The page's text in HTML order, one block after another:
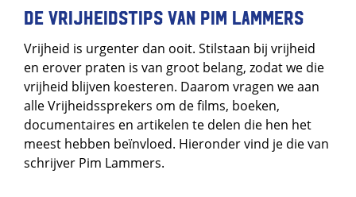
De Vrijheidstips van Pim Lammers
Vrijheid is urgenter dan ooit. Stilstaan bij vrijheid
en erover praten is van groot belang, zodat we die
vrijheid blijven koesteren. Daarom vragen we aan
alle Vrijheidssprekers om de films, boeken,
documentaires en artikelen te delen die hen het
meest hebben beïnvloed. Hieronder vind je die van
schrijver Pim Lammers.